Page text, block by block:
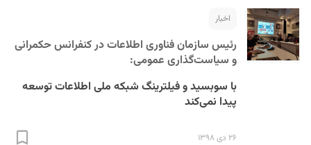
اخبار
رئیس سازمان فناوری اطلاعات در کنفرانس حکمرانی
و سیاست‌گذاری عمومی:
با سوبسید و فیلترینگ شبکه ملی اطلاعات توسعه
پیدا نمی‌کند
۲۶ دی ۱۳۹۸